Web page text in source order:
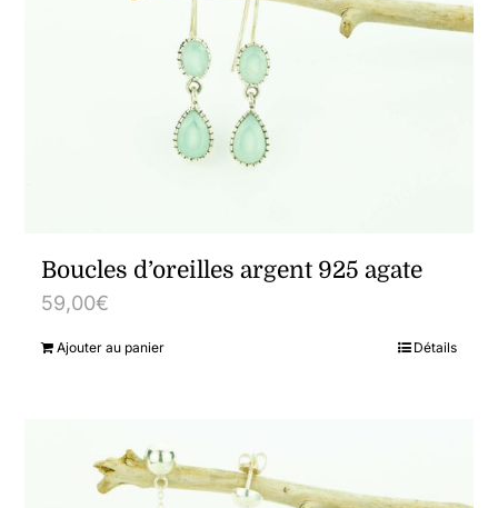
Boucles d’oreilles argent 925 agate
59,00€
Ajouter au panier Détails